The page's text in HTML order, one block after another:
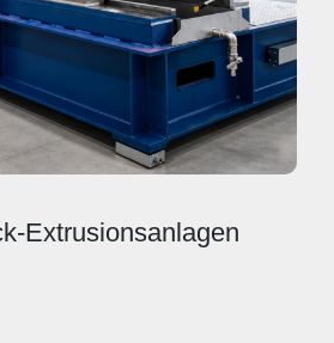
Extrusionsanlagen